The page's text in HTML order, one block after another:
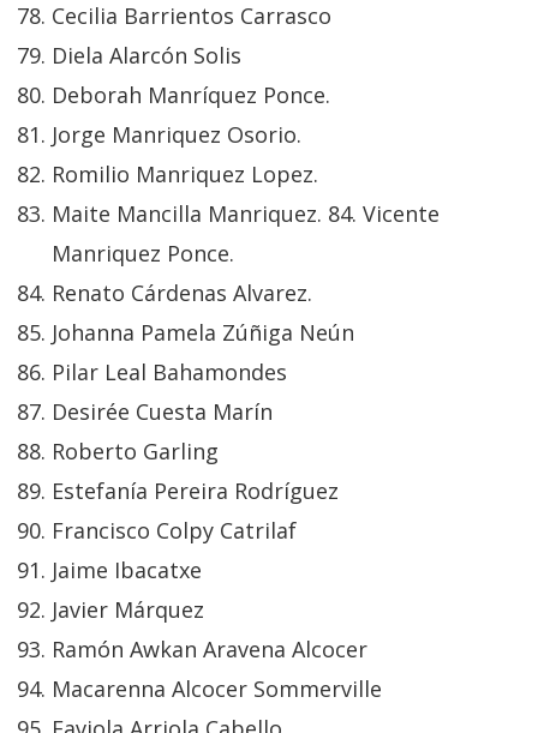
Cecilia Barrientos Carrasco
Diela Alarcón Solis
Deborah Manríquez Ponce.
Jorge Manriquez Osorio.
Romilio Manriquez Lopez.
Maite Mancilla Manriquez. 84. Vicente
Manriquez Ponce.
Renato Cárdenas Alvarez.
Johanna Pamela Zúñiga Neún
Pilar Leal Bahamondes
Desirée Cuesta Marín
Roberto Garling
Estefanía Pereira Rodríguez
Francisco Colpy Catrilaf
Jaime Ibacatxe
Javier Márquez
Ramón Awkan Aravena Alcocer
Macarenna Alcocer Sommerville